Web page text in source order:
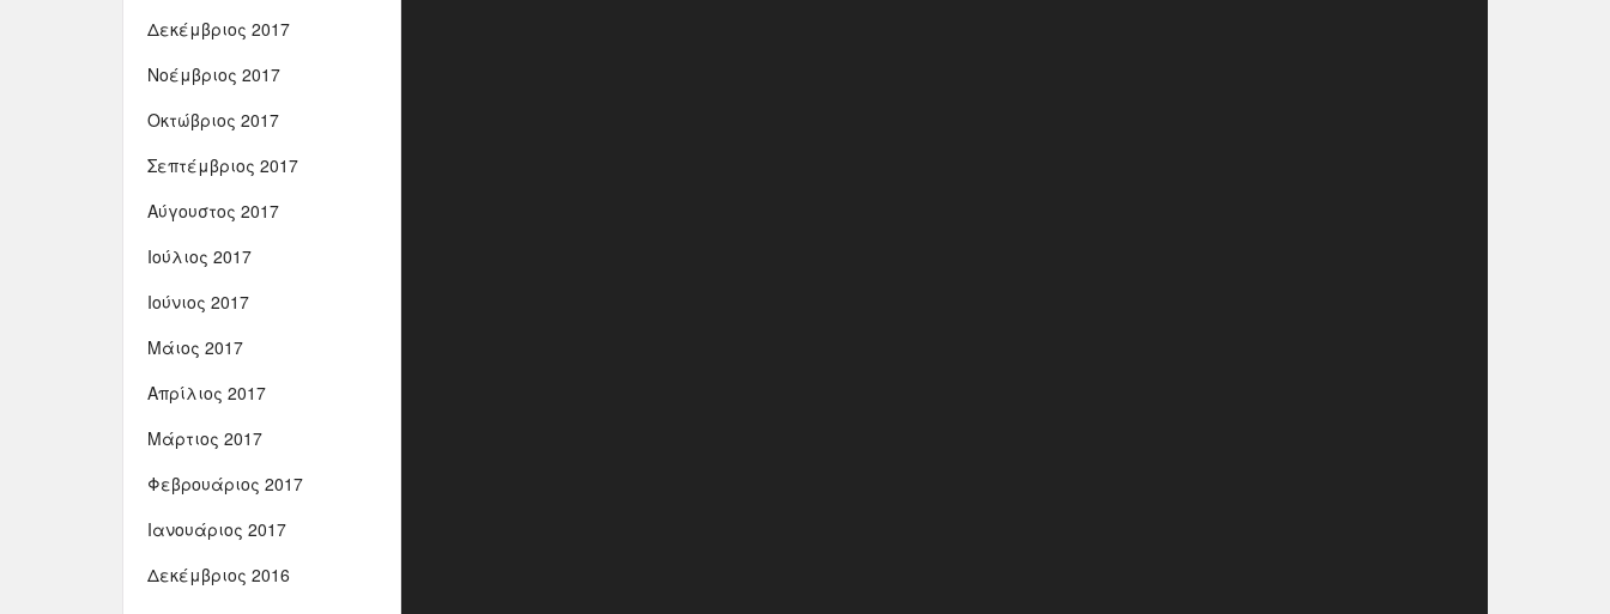
Δεκέμβριος 2017
Νοέμβριος 2017
Οκτώβριος 2017
Σεπτέμβριος 2017
Αύγουστος 2017
Ιούλιος 2017
Ιούνιος 2017
Μάιος 2017
Απρίλιος 2017
Μάρτιος 2017
Φεβρουάριος 2017
Ιανουάριος 2017
Δεκέμβριος 2016